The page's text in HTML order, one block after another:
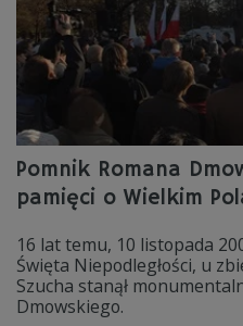
Pomnik Romana
pamięci o Wielkim
16 lat temu, 10 listopada
Święta Niepodległości, u
Szucha stanął
Dmowskiego.